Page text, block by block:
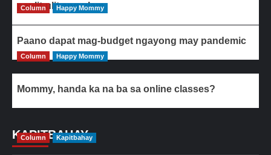
paulit-ulit ang ulam
Column Happy Mommy
Paano dapat mag-budget ngayong may pandemic
Column Happy Mommy
Mommy, handa ka na ba sa online classes?
KAPITBAHAY
Column Kapitbahay